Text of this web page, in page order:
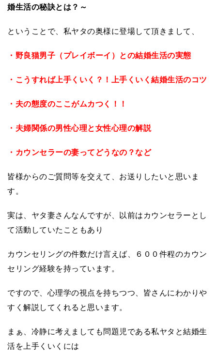
婚生活の秘訣とは？～
ということで、私ヤタの奥様に登場して頂きまして、
・野良猫男子（プレイボーイ）との結婚生活の実態
・こうすれば上手くいく？！上手くいく結婚生活のコツ
・夫の態度のここがムカつく！！
・夫婦関係の男性心理と女性心理の解説
・カウンセラーの妻ってどうなの？など
皆様からのご質問等を交えて、お送りしたいと思いま
す。
実は、ヤタ妻さんなんですが、以前はカウンセラーとし
て活動していたこともあり
カウンセリングの件数だけ言えば、６００件程のカウン
セリング経験を持っています。
ですので、心理学の視点を持ちつつ、皆さんにわかりや
すく解説してくれると思います。
まぁ、冷静に考えましても問題児である私ヤタと結婚生
活を上手くいくには